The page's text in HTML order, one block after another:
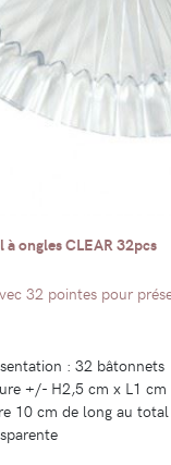
ongles CLEAR 32pcs
32 pointes pour
: 32 bâtonnets
+/- H2,5 cm x L1 cm
10 cm de long au total